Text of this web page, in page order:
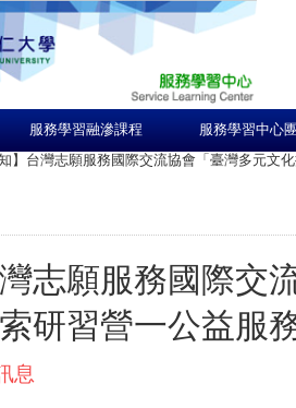
服務學習融滲課程 服務學習中心
知】台灣志願服務國際交流協會「臺灣多元文
灣志願服務國際交
研習營一公益服
息